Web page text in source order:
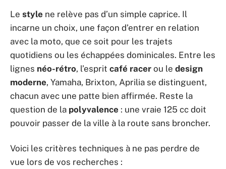
Le style ne relève pas d’un simple caprice. Il
incarne un choix, une façon d’entrer en relation
avec la moto, que ce soit pour les trajets
quotidiens ou les échappées dominicales. Entre les
lignes néo-rétro, l’esprit café racer ou le design
moderne, Yamaha, Brixton, Aprilia se distinguent,
chacun avec une patte bien affirmée. Reste la
question de la polyvalence : une vraie 125 cc doit
pouvoir passer de la ville à la route sans broncher.
Voici les critères techniques à ne pas perdre de
vue lors de vos recherches :